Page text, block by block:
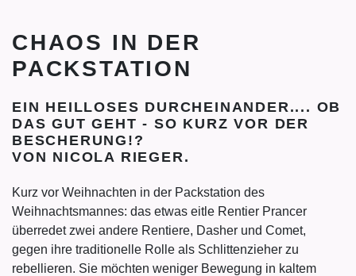
CHAOS IN DER
PACKSTATION
EIN HEILLOSES DURCHEINANDER.... OB
DAS GUT GEHT - SO KURZ VOR DER
BESCHERUNG!?
VON NICOLA RIEGER.
Kurz vor Weihnachten in der Packstation des
Weihnachtsmannes: das etwas eitle Rentier Prancer
überredet zwei andere Rentiere, Dasher und Comet,
gegen ihre traditionelle Rolle als Schlittenzieher zu
rebellieren. Sie möchten weniger Bewegung in kaltem